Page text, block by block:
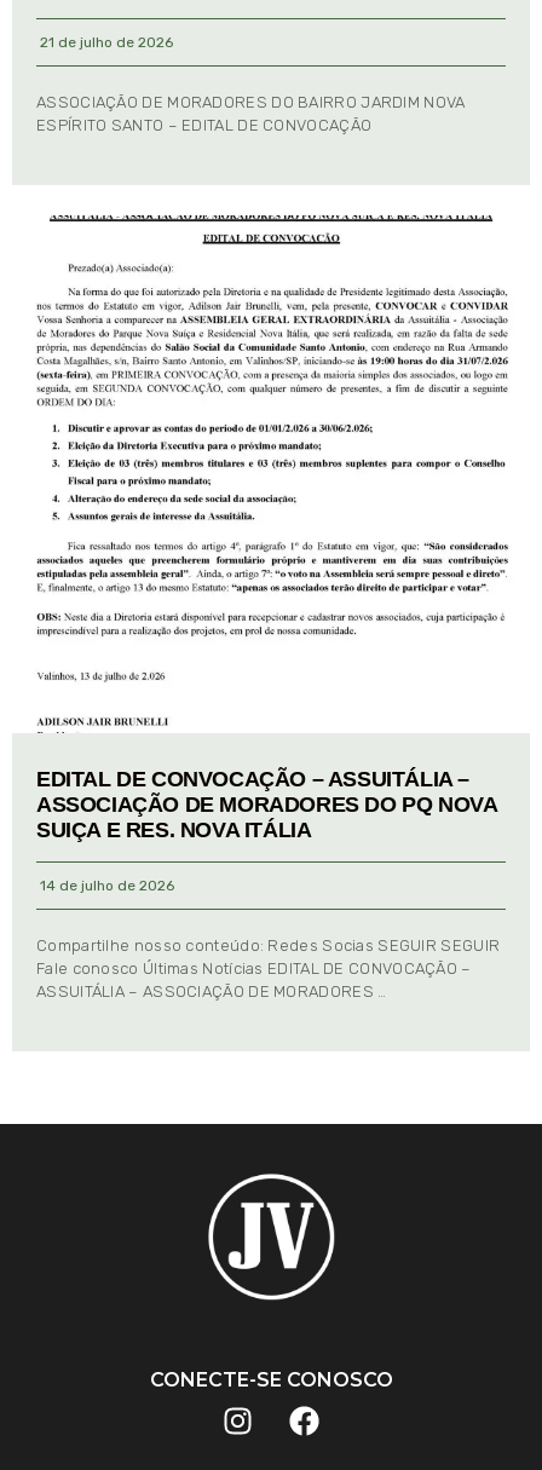
21 de julho de 2026
ASSOCIAÇÃO DE MORADORES DO BAIRRO JARDIM NOVA
ESPÍRITO SANTO – EDITAL DE CONVOCAÇÃO
EDITAL DE CONVOCAÇÃO – ASSUITÁLIA –
ASSOCIAÇÃO DE MORADORES DO PQ NOVA
SUIÇA E RES. NOVA ITÁLIA
14 de julho de 2026
Compartilhe nosso conteúdo: Redes Socias SEGUIR SEGUIR
Fale conosco Últimas Notícias EDITAL DE CONVOCAÇÃO –
ASSUITÁLIA – ASSOCIAÇÃO DE MORADORES …
CONECTE-SE CONOSCO